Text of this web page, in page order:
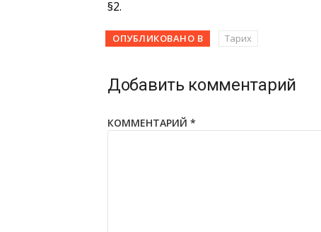
§2.
ОПУБЛИКОВАНО В Тарих
Добавить комментарий
КОММЕНТАРИЙ *